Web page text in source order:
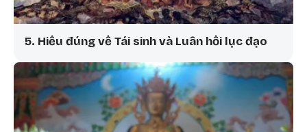
5. Hiểu đúng về Tái sinh và Luân hồi lục đạo